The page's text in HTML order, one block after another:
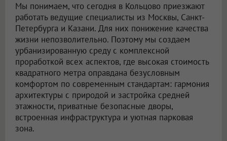
Мы понимаем, что сегодня в Кольцово приезжают
работать ведущие специалисты из Москвы, Санкт-
Петербурга и Казани. Для них понижение качества
жизни непозволительно. Поэтому мы создаем
урбанизированную среду с комплексной
проработкой всех аспектов, где высокая стоимость
квадратного метра оправдана безусловным
комфортом по современным стандартам: гармония
архитектуры с природой и застройка средней
этажности, приватные безопасные дворы,
встроенная инфраструктура и уютная парковая
зона.